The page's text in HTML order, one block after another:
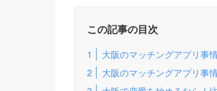
この記事の目次
大阪のマッチングアプリ事
大阪のマッチングアプリ事